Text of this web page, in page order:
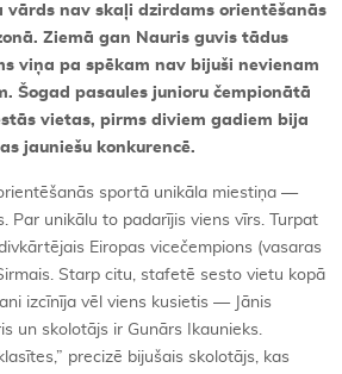
vārds nav skaļi dzirdams orientēšanās
Ziemā gan Nauris guvis tādus
viņa pa spēkam nav bijuši nevienam
Šogad pasaules junioru čempionātā
vietas, pirms diviem gadiem bija
jauniešu konkurencē.
sportā unikāla miestiņa —
Par unikālu to padarījis viens vīrs. Turpat
Eiropas vicečempions (vasaras
Starp citu, stafetē sesto vietu kopā
izcīnīja vēl viens kusietis — Jānis
un skolotājs ir Gunārs Ikaunieks.
precizē bijušais skolotājs, kas